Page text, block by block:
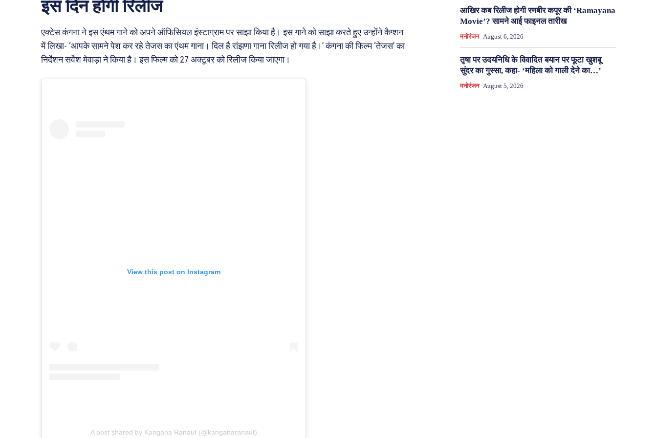
इस दिन होगी रिलीज
एक्टेस कंगना ने इस एंथम गाने को अपने ऑफिसियल इंस्टाग्राम पर साझा किया है। इस गाने को साझा करते हुए उन्होंने कैप्शन
में लिखा- ‘आपके सामने पेश कर रहे तेजस का एंथम गाना। दिल है रांझणा गाना रिलीज हो गया है।’ कंगना की फिल्म ‘तेजस’ का
निर्देशन सर्वेश मेवाड़ा ने किया है। इस फिल्म को 27 अक्टूबर को रिलीज किया जाएगा।
View this post on Instagram
A post shared by Kangana Ranaut (@kanganaranaut)
आखिर कब रिलीज होगी रणबीर कपूर की ‘Ramayana
Movie’? सामने आई फाइनल तारीख
मनोरंजन August 6, 2026
तृषा पर उदयनिधि के विवादित बयान पर फूटा खुशबू
सुंदर का गुस्सा, कहा- ‘महिला को गाली देने का…’
मनोरंजन August 5, 2026